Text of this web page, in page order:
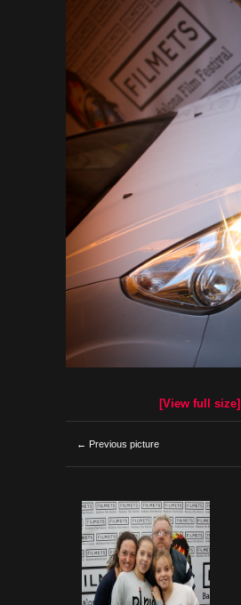
[View full size]
← Previous picture